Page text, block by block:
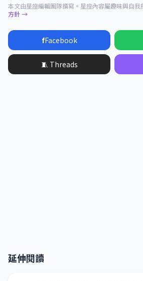
本文由星座編輯團隊撰寫。星座內容屬趣味與自我
方針 →
fFacebook
🧵 Threads
延伸閱讀